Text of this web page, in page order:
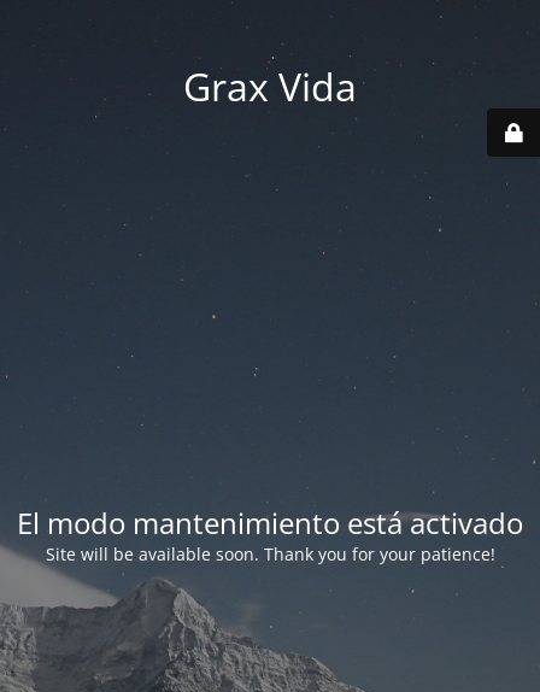
Grax Vida
El modo mantenimiento está activado
Site will be available soon. Thank you for your patience!